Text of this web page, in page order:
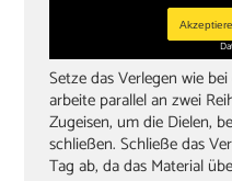
Setze das Verlegen wie
arbeite parallel an zwei
Zugeisen, um die Dielen,
schließen. Schließe das
Tag ab, da das Material